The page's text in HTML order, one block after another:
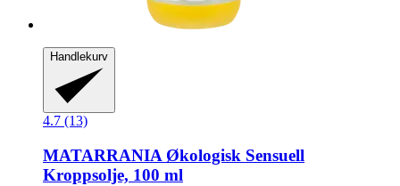
Handlekurv
4.7 (13)
MATARRANIA Økologisk Sensuell
Kroppsolje, 100 ml